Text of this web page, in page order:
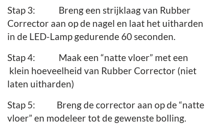
Stap 3:
Breng een strijklaag van Rubber
Corrector aan op de nagel en laat het uitharden
in de LED-Lamp gedurende 60 seconden.
Stap 4: Maak een “natte vloer” met een
klein hoeveelheid van Rubber Corrector (niet
laten uitharden)
Stap 5: Breng de corrector aan op de “natte
vloer” en modeleer tot de gewenste bolling.